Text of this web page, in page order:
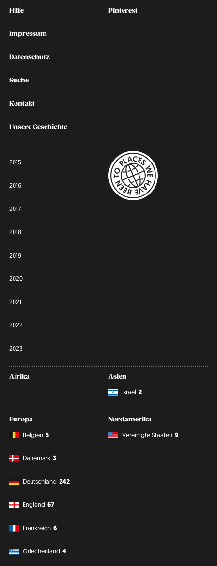
Kontakt
Hilfe
Impressum
Datenschutz
Suche
Kontakt
Unsere Geschichte
Social
Pinterest
2015
2016
2017
2018
2019
2020
2021
2022
2023
Afrika
Asien
Israel 2
Europa
Belgien 5
Dänemark 3
Deutschland 242
England 67
Frankreich 6
Griechenland 4
Nordamerika
Vereinigte Staaten 9